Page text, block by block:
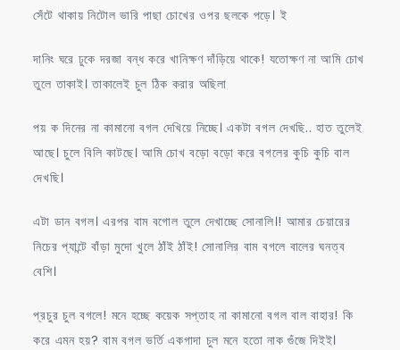
সেঁটে থাকায় নিটোল ভারি পাছা চোখের ওপর ছলকে পড়ে। ই
দানিং ঘরে ঢুকে দরজা বন্ধ করে খানিক্ষণ দাঁড়িয়ে থাকে! যতোক্ষণ না আমি চোখ
তুলে তাকাই। তাকালেই চুল ঠিক করার অছিলা
পয় ক দিনের না কামানো বগল দেখিয়ে নিচ্ছে। একটা বগল দেখছি.. হাত তুলেই
আছে। চুলে বিলি কাটছে। আমি চোখ বড়ো বড়ো করে বগলের কুচি কুচি বাল
দেখছি।
এটা ডান বগল। এরপর বাম বগোল তুলে দেখাচ্ছে সোনালি।! আমার চেয়ারের
নিচের প্যান্টে বাঁড়া মুদো খুলে ঠাঁই ঠাঁই! সোনালির বাম বগলে বালের ঘনত্ব
বেশি।
প্রচুর চুল বগলে! মনে হচ্ছে কয়েক সপ্তাহ না কামানো বগল বাল বাহার! কি
করে এমন হয়? বাম বগল ভর্তি একগাদা চুল মনে হতো নাক গুঁজে দিইই।